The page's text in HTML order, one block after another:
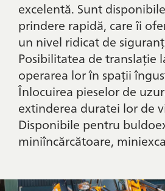
excelentă. Sunt
prindere rapidă, care îi
un nivel ridicat de
Posibilitatea de translație
operarea lor în spații
Înlocuirea pieselor de
extinderea duratei lor de
Disponibile pentru
miniîncărcătoare,